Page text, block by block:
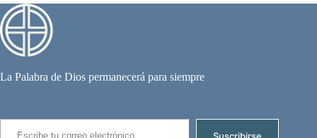
La Palabra de Dios permanecerá para siempre
Escribe tu correo electrónico…